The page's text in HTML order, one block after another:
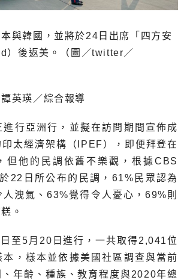
與韓國，並將於24日出席「四方安
）後返美。（圖／twitter／
英瑛／綜合報導
進行亞洲行，並擬在訪問期間宣佈成
太經濟架構（IPEF），即便拜登在
但他的民調依舊不樂觀，根據CBS
22日所公布的民調，61%民眾認為
洩氣、63%覺得令人憂心，69%則
。
至5月20日進行，一共取得2,041位
本，樣本並依據美國社區調查與當前
年齡、種族、教育程度與2020年總